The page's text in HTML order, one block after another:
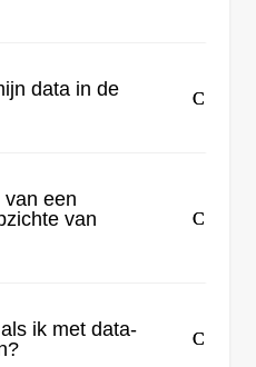
data in de
van een
van
ik met data-